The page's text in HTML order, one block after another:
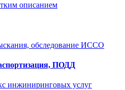
описанием
обследование ИССО
ПОДД
инжиниринговых услуг